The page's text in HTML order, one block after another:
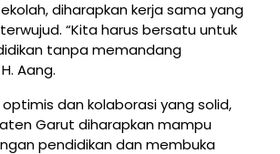
diharapkan kerja sama yang
“Kita harus bersatu untuk
tanpa memandang
Aang.
dan kolaborasi yang solid,
Garut diharapkan mampu
pendidikan dan membuka